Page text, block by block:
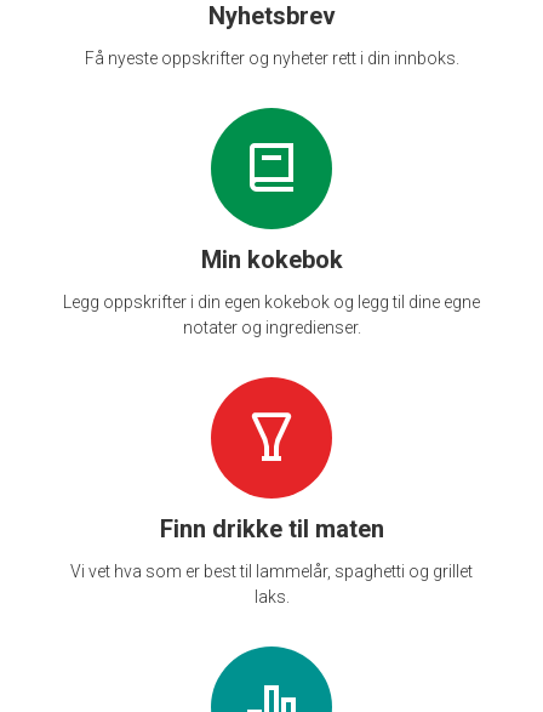
Nyhetsbrev
Få nyeste oppskrifter og nyheter rett i din innboks.
Min kokebok
Legg oppskrifter i din egen kokebok og legg til dine egne
notater og ingredienser.
Finn drikke til maten
Vi vet hva som er best til lammelår, spaghetti og grillet
laks.